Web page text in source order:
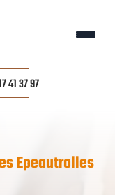
41 37 97
Epeautrolles